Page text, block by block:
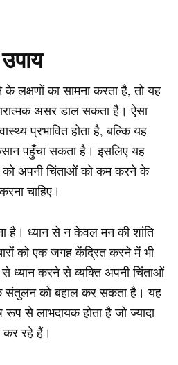
के लक्षणों का सामना करता है, तो यह
असर डाल सकता है। ऐसा
प्रभावित होता है, बल्कि यह
पहुँचा सकता है। इसलिए यह
को अपनी चिंताओं को कम करने के
चाहिए।
है। ध्यान से न केवल मन की शांति
को एक जगह केंद्रित करने में भी
ध्यान करने से व्यक्ति अपनी चिंताओं
को बहाल कर सकता है। यह
से लाभदायक होता है जो ज्यादा
कर रहे हैं।